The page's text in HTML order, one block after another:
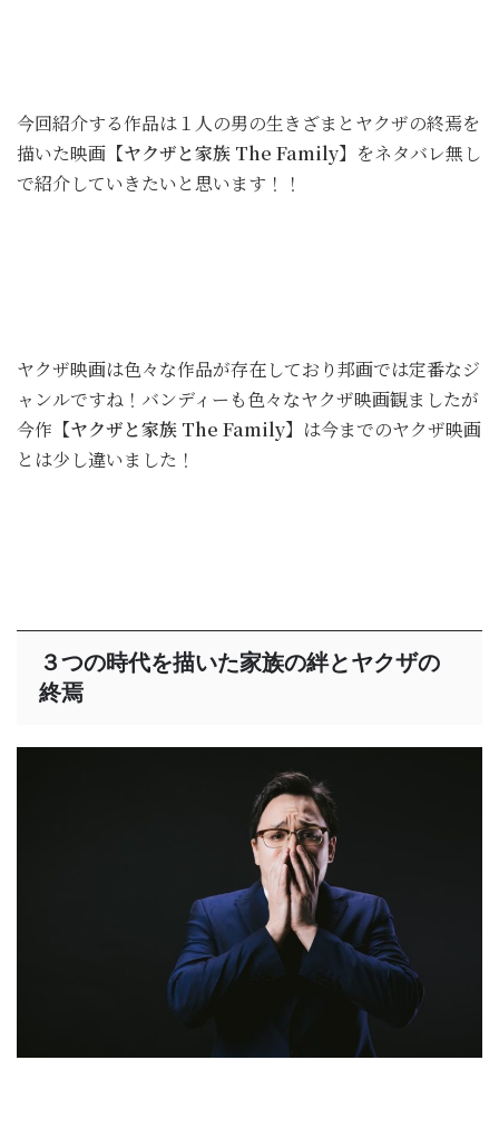
今回紹介する作品は１人の男の生きざまとヤクザの終焉を
描いた映画 【ヤクザと家族 The Family】 をネタバレ無し
で紹介していきたいと思います！！
ヤクザ映画は色々な作品が存在しており邦画では定番なジ
ャンルですね！バンディーも色々なヤクザ映画観ましたが
今作 【ヤクザと家族 The Family】 は今までのヤクザ映画
とは少し違いました！
３つの時代を描いた家族の絆とヤクザの
終焉